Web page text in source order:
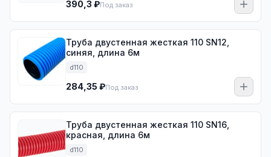
390,3 ₽Под заказ
Труба двустенная жесткая 110 SN12,
синяя, длина 6м
d110
284,35 ₽Под заказ
Труба двустенная жесткая 110 SN16,
красная, длина 6м
d110